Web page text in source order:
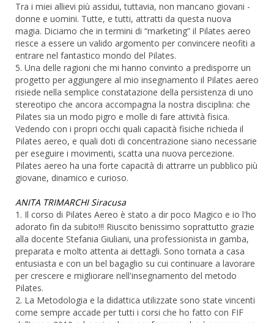
Tra i miei allievi più assidui, tuttavia, non mancano giovani -
donne e uomini. Tutte, e tutti, attratti da questa nuova
magia. Diciamo che in termini di “marketing” il Pilates aereo
riesce a essere un valido argomento per convincere neofiti a
entrare nel fantastico mondo del Pilates.
5. Una delle ragioni che mi hanno convinto a predisporre un
progetto per aggiungere al mio insegnamento il Pilates aereo
risiede nella semplice constatazione della persistenza di uno
stereotipo che ancora accompagna la nostra disciplina: che
Pilates sia un modo pigro e molle di fare attività fisica.
Vedendo con i propri occhi quali capacità fisiche richieda il
Pilates aereo, e quali doti di concentrazione siano necessarie
per eseguire i movimenti, scatta una nuova percezione.
Pilates aereo ha una forte capacità di attrarre un pubblico più
giovane, dinamico e curioso.
ANITA TRIMARCHI Siracusa
1. Il corso di Pilates Aereo è stato a dir poco Magico e io l'ho
adorato fin da subito!!! Riuscito benissimo soprattutto grazie
alla docente Stefania Giuliani, una professionista in gamba,
preparata e molto attenta ai dettagli. Sono tornata a casa
entusiasta e con un bel bagaglio su cui continuare a lavorare
per crescere e migliorare nell'insegnamento del metodo
Pilates.
2. La Metodologia e la didattica utilizzate sono state vincenti
come sempre accade per tutti i corsi che ho fatto con FIF